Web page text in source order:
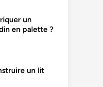
un
en palette ?
un lit